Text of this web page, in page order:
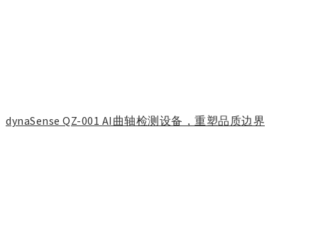
dynaSense QZ-001 AI曲轴检测设备，重塑品质边界